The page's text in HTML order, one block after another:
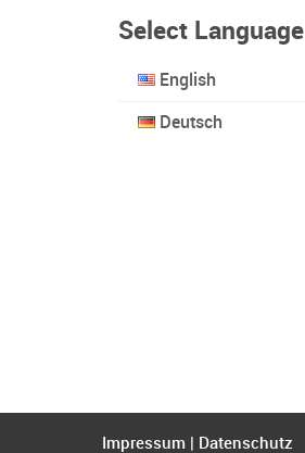
Select Language
English
Deutsch
Impressum Datenschutz